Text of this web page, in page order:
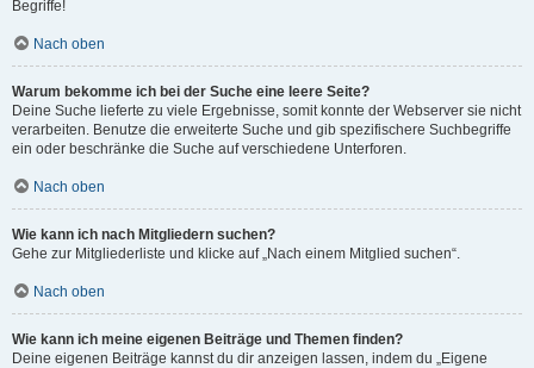
Begriffe!
Nach oben
Warum bekomme ich bei der Suche eine leere Seite?
Deine Suche lieferte zu viele Ergebnisse, somit konnte der Webserver sie nicht
verarbeiten. Benutze die erweiterte Suche und gib spezifischere Suchbegriffe
ein oder beschränke die Suche auf verschiedene Unterforen.
Nach oben
Wie kann ich nach Mitgliedern suchen?
Gehe zur Mitgliederliste und klicke auf „Nach einem Mitglied suchen“.
Nach oben
Wie kann ich meine eigenen Beiträge und Themen finden?
Deine eigenen Beiträge kannst du dir anzeigen lassen, indem du „Eigene